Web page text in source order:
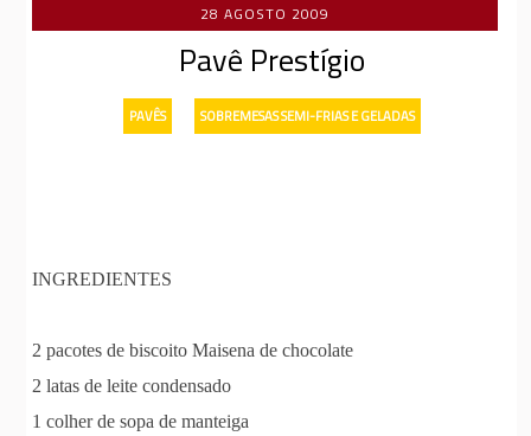
28 AGOSTO 2009
Pavê Prestígio
PAVÊS SOBREMESAS SEMI-FRIAS E GELADAS
INGREDIENTES
2 pacotes de biscoito Maisena de chocolate
2 latas de leite condensado
1 colher de sopa de manteiga